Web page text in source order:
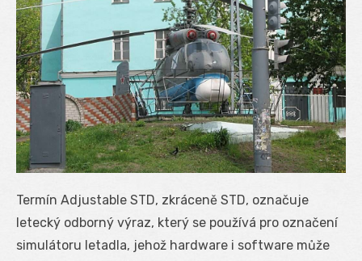
Termín Adjustable STD, zkráceně STD, označuje
letecký odborný výraz, který se používá pro označení
simulátoru letadla, jehož hardware i software může